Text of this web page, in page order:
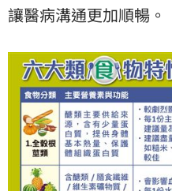
讓醫病溝通更加順暢。